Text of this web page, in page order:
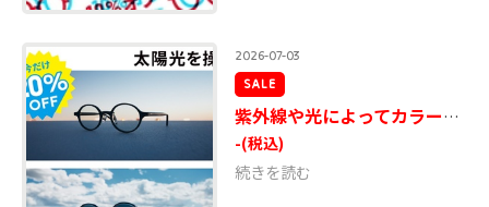
2026-07-03
SALE
紫外線や光によってカラー濃度が変化する可視光調光レンズ20%OFF開催中！
-(税込)
続きを読む